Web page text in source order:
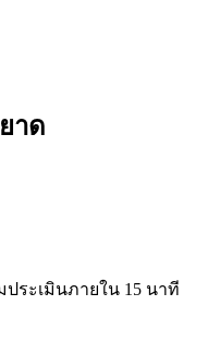
าด
ระเมินภายใน 15 นาที